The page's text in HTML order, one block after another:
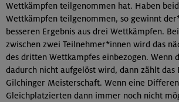
Wettkämpfen teilgenommen hat. Haben
Wettkämpfen teilgenommen, so gewinnt
besseren Ergebnis aus drei Wettkämpfen.
zwischen zwei Teilnehmer*innen wird das
des dritten Wettkampfes einbezogen. Wenn
dadurch nicht aufgelöst wird, dann zählt das
Gilchinger Meisterschaft. Wenn eine
Gleichplatzierten dann immer noch nicht